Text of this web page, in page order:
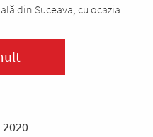
din Suceava, cu ocazia...